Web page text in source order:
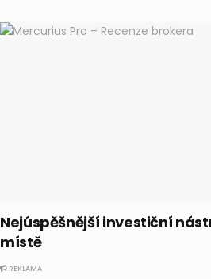
Nejúspěšnější investiční
místě
REKLAMA